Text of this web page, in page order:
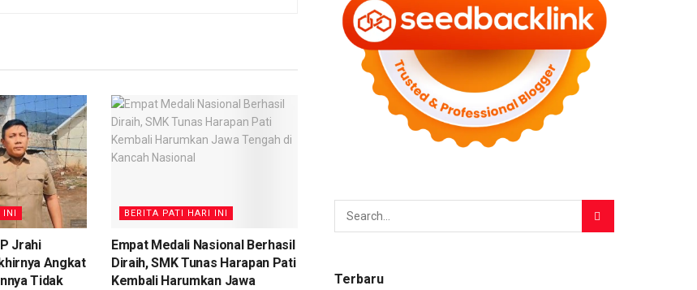
Jrahi
Angkat
Tidak
BERITA PATI HARI INI
Empat Medali Nasional Berhasil
Diraih, SMK Tunas Harapan Pati
Kembali Harumkan Jawa
Terbaru